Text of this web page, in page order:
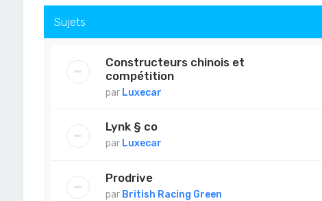
Sujets
Constructeurs chinois et
compétition
par Luxecar
Lynk § co
par Luxecar
Prodrive
par British Racing Green